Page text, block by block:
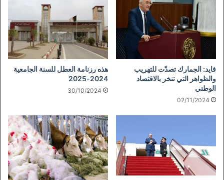
فايد: الجمارك تصدّت للتهريب
والظواهر التي تنخر بالاقتصاد
الوطني
02/11/2024
هذه رزنامة العطل للسنة الجامعية
2024-2025
30/10/2024